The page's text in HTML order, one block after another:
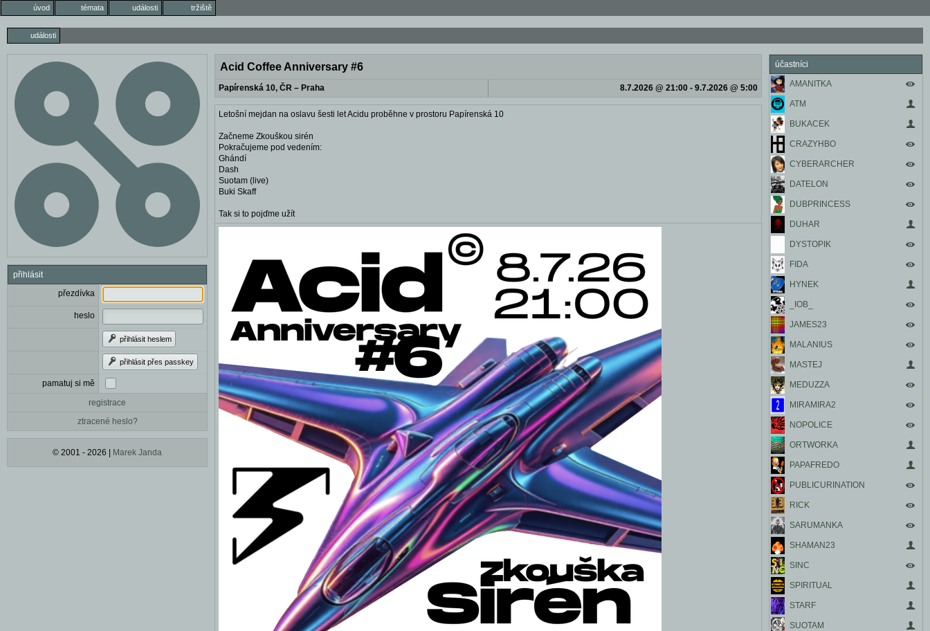
úvod témata události tržiště
události
přihlásit
přezdívka
heslo
přihlásit heslem
přihlásit přes passkey
pamatuj si mě
registrace
ztracené heslo?
© 2001 - 2026 | Marek Janda
účastníci
AMANITKA
ATM
BUKACEK
CRAZYHBO
CYBERARCHER
DATELON
DUBPRINCESS
DUHAR
DYSTOPIK
FIDA
HYNEK
_IOB_
JAMES23
MALANIUS
MASTEJ
MEDUZZA
MIRAMIRA2
NOPOLICE
ORTWORKA
PAPAFREDO
PUBLICURINATION
RICK
SARUMANKA
SHAMAN23
SINC
SPIRITUAL
STARF
SUOTAM
Acid Coffee Anniversary #6
Papírenská 10, ČR – Praha 8.7.2026 @ 21:00 - 9.7.2026 @ 5:00
Letošní mejdan na oslavu šesti let Acidu proběhne v prostoru Papírenská 10
Začneme Zkouškou sirén
Pokračujeme pod vedením:
Ghándí
Dash
Suotam (live)
Buki Skaff
Tak si to pojďme užít